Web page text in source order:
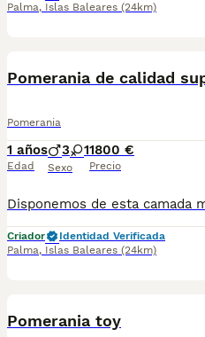
Palma, Islas Baleares (24km)
Pomerania de calidad
Pomerania
1 años
Edad
3 1
Sexo
1800 €
Precio
Criador
Identidad Verificada
Palma, Islas Baleares (24km)
Pomerania toy